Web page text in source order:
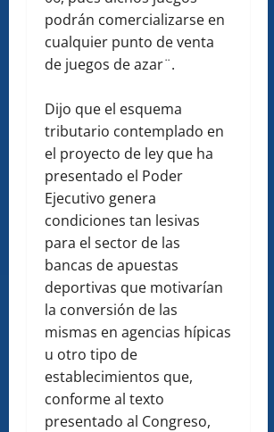
podrán comercializarse en
cualquier punto de venta
de juegos de azar¨.
Dijo que el esquema
tributario contemplado en
el proyecto de ley que ha
presentado el Poder
Ejecutivo genera
condiciones tan lesivas
para el sector de las
bancas de apuestas
deportivas que motivarían
la conversión de las
mismas en agencias hípicas
u otro tipo de
establecimientos que,
conforme al texto
presentado al Congreso,